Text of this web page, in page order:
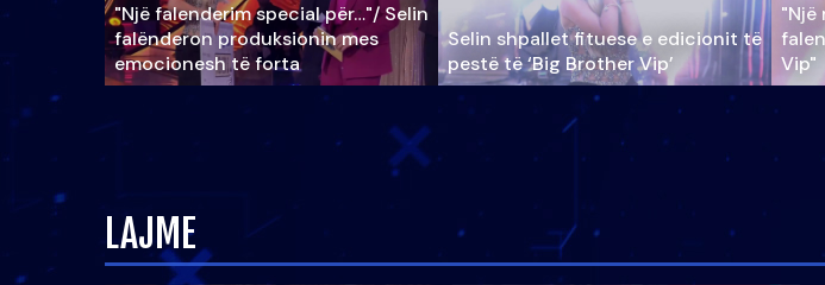
"Një falenderim special për…"/ Selin
falënderon produksionin mes
emocionesh të forta
Selin shpallet fituese e edicionit të
pestë të ‘Big Brother Vip’
"Një
Vip"
LAJME